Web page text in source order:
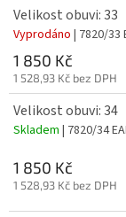
Velikost obuvi: 33
Vyprodáno | 7820/33
1 850 Kč
1 528,93 Kč bez DPH
Velikost obuvi: 34
Skladem | 7820/34
1 850 Kč
1 528,93 Kč bez DPH